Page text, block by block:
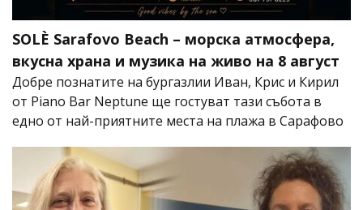
SOLÈ Sarafovo Beach – морска атмосфера,
вкусна храна и музика на живо на 8 август
Добре познатите на бургазлии Иван, Крис и Кирил
от Piano Bar Neptune ще гостуват тази събота в
едно от най-приятните места на плажа в Сарафово